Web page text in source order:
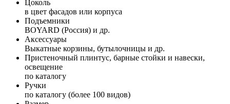
Цоколь
в цвет фасадов или корпуса
Подъемники
BOYARD (Россия) и др.
Аксессуары
Выкатные корзины, бутылочницы и др.
Пристеночный плинтус, барные стойки и навески,
освещение
по каталогу
Ручки
по каталогу (более 100 видов)